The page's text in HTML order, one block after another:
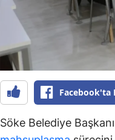
Facebook'ta
Söke Belediye